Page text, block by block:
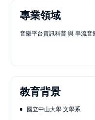
專業領域
音樂平台資訊科普 與 串流音
教育背景
國立中山大學 文學系